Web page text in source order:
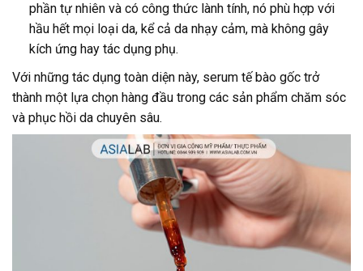
phần tự nhiên và có công thức lành tính, nó phù hợp với
hầu hết mọi loại da, kể cả da nhạy cảm, mà không gây
kích ứng hay tác dụng phụ.
Với những tác dụng toàn diện này, serum tế bào gốc trở
thành một lựa chọn hàng đầu trong các sản phẩm chăm sóc
và phục hồi da chuyên sâu.